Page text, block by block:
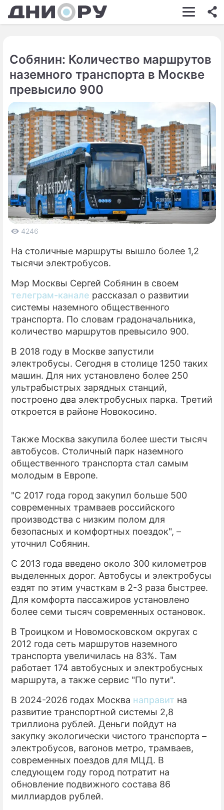
ШОУ-БИЗНЕС
КИНО
ЗДОРОВЬЕ
ЭКОНОМИКА
ПРОИСШЕСТВИЯ
СОННИК
СТИЛЬ ЖИЗНИ
СЕРИАЛЫ
ИГРЫ
Собянин: Количество маршрутов
наземного транспорта в Москве
превысило 900
4246
На столичные маршруты вышло более 1,2
тысячи электробусов.
Мэр Москвы Сергей Собянин в своем
телеграм-канале рассказал о развитии
системы наземного общественного
транспорта. По словам градоначальника,
количество маршрутов превысило 900.
В 2018 году в Москве запустили
электробусы. Сегодня в столице 1250 таких
машин. Для них установлено более 250
ультрабыстрых зарядных станций,
построено два электробусных парка. Третий
откроется в районе Новокосино.
Также Москва закупила более шести тысяч
автобусов. Столичный парк наземного
общественного транспорта стал самым
молодым в Европе.
"С 2017 года город закупил больше 500
современных трамваев российского
производства с низким полом для
безопасных и комфортных поездок", –
уточнил Собянин.
С 2013 года введено около 300 километров
выделенных дорог. Автобусы и электробусы
ездят по этим участкам в 2-3 раза быстрее.
Для комфорта пассажиров установлено
более семи тысяч современных остановок.
В Троицком и Новомосковском округах с
2012 года сеть маршрутов наземного
транспорта увеличилась на 83%. Там
работает 174 автобусных и электробусных
маршрута, а также сервис "По пути".
В 2024-2026 годах Москва направит на
развитие транспортной системы 2,8
триллиона рублей. Деньги пойдут на
закупку экологически чистого транспорта –
электробусов, вагонов метро, трамваев,
современных поездов для МЦД. В
следующем году город потратит на
обновление подвижного состава 86
миллиардов рублей.